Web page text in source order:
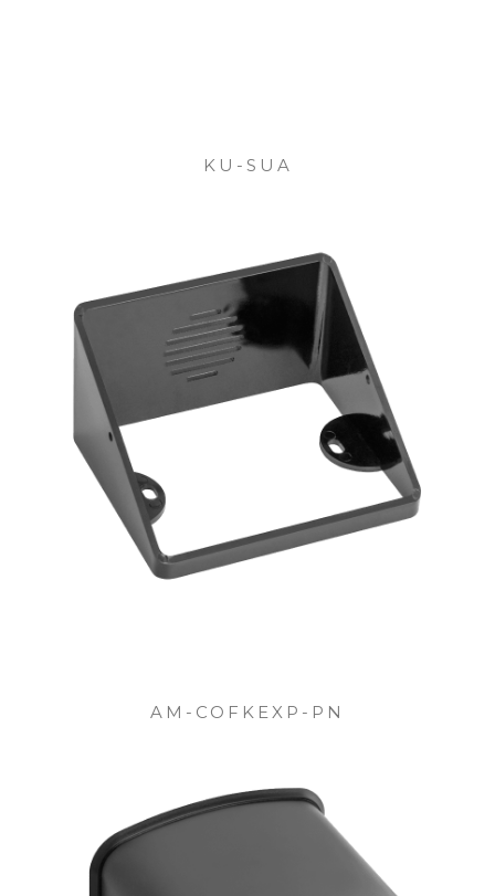
KU-SUA
AM-COFKEXP-PN